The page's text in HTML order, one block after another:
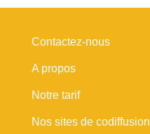
Contactez-nous
A propos
Notre tarif
Nos sites de codiffusion